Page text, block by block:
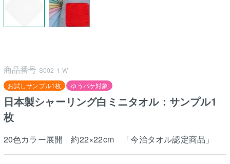
商品番号 S002-1-W
お試しサンプル1枚
ゆうパケ対象
日本製シャーリング白ミニタオル：サンプル1
枚
20色カラー展開 約22×22cm 「今治タオル認定商品」